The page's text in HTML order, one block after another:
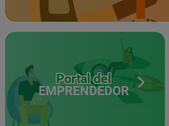
Portal del
EMPRENDEDOR